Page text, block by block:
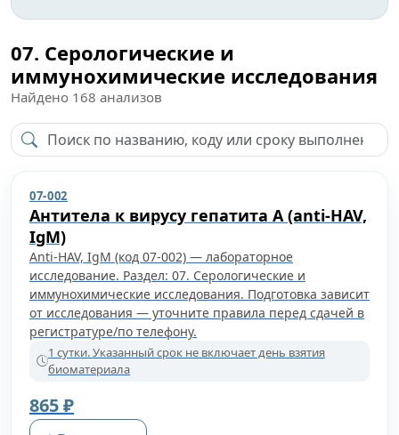
07. Серологические и
иммунохимические исследования
Найдено 168 анализов
07-002
Антитела к вирусу гепатита A (anti-HAV,
IgM)
Anti-HAV, IgM (код 07-002) — лабораторное
исследование. Раздел: 07. Серологические и
иммунохимические исследования. Подготовка зависит
от исследования — уточните правила перед сдачей в
регистратуре/по телефону.
1 сутки. Указанный срок не включает день взятия
биоматериала
865 ₽